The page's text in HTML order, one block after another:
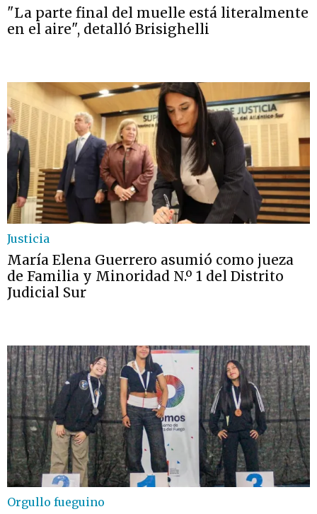
"La parte final del muelle está literalmente
en el aire", detalló Brisighelli
Justicia
María Elena Guerrero asumió como jueza
de Familia y Minoridad N.º 1 del Distrito
Judicial Sur
Orgullo fueguino